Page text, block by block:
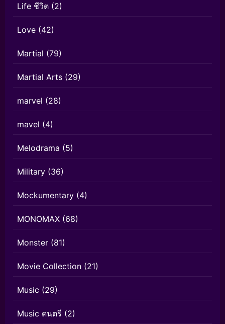
Life ชีวิต (2)
Love (42)
Martial (79)
Martial Arts (29)
marvel (28)
mavel (4)
Melodrama (5)
Military (36)
Mockumentary (4)
MONOMAX (68)
Monster (81)
Movie Collection (21)
Music (29)
Music ดนตรี (2)